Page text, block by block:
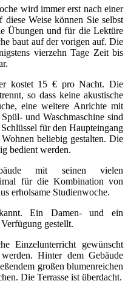
wird immer erst nach einer
diese Weise können Sie selbst
Übungen und für die Lektüre
baut auf der vorigen auf. Die
vierzehn Tage Zeit bis
kostet 15 € pro Nacht. Die
so dass keine akustische
eine weitere Anrichte mit
und Waschmaschine sind
für den Haupteingang
beliebig gestalten. Die
bedient werden.
mit seinen vielen
für die Kombination von
erholsame Studienwoche.
Ein Damen- und ein
gestellt.
Einzelunterricht gewünscht
Hinter dem Gebäude
großen blumenreichen
Die Terrasse ist überdacht.